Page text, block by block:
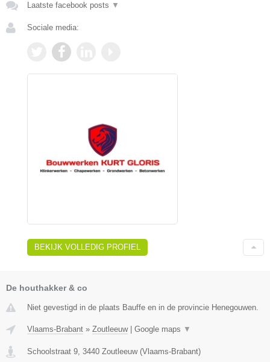
Laatste facebook posts ▼
Sociale media:
BEKIJK VOLLEDIG PROFIEL
De houthakker & co
Niet gevestigd in de plaats Bauffe en in de provincie Henegouwen.
Vlaams-Brabant » Zoutleeuw| Google maps ▼
Schoolstraat 9, 3440 Zoutleeuw(Vlaams-Brabant)